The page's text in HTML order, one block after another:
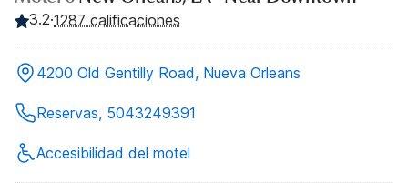
3.2·1287 calificaciones
4200 Old Gentilly Road, Nueva Orleans
Reservas, 5043249391
Accesibilidad del motel